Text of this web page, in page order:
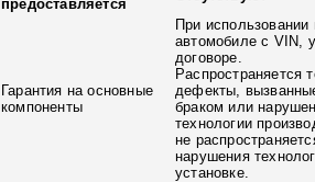
предоставляется
Гарантия на основные
компоненты
При использовании
автомобиле с VIN,
договоре.
Распространяется
дефекты,
браком или
технологии
не
нарушения
установке.